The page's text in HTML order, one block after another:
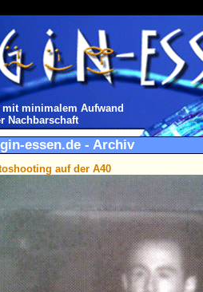
minimalem Aufwand
Nachbarschaft
essen.de - Archiv
auf der A40